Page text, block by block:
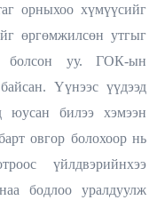
орныхоо хүмүүсийг
өргөмжилсөн утгыг
болсон уу. ГОК-ын
Үүнээс үүдээд
юусан билээ хэмээн
овгор болохоор нь
үйлдвэрийнхээ
бодлоо уралдуулж